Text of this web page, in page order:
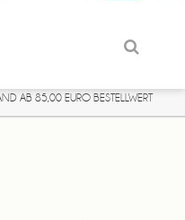
AB 85,00 EURO BESTELLWERT